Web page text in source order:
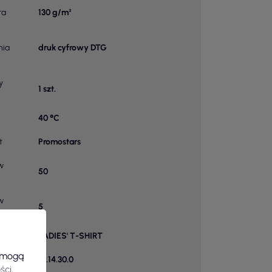
130 g/m²
druk cyfrowy DTG
1 szt.
40 °C
Promostars
50
5
LADIES' T-SHIRT
14.14.30.0